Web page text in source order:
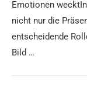
Emotionen
nicht nur die
entscheidende
Bild …